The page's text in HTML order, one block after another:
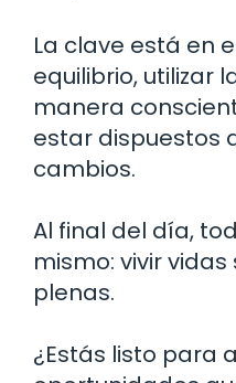
La clave está en
equilibrio, utilizar
manera
estar dispuestos
cambios.
Al final del día,
mismo: vivir
plenas.
¿Estás listo para